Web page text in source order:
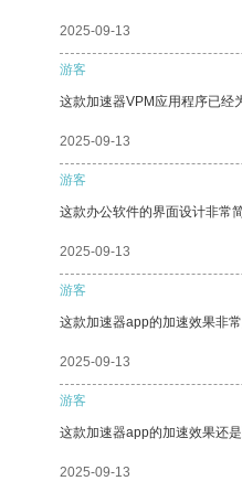
2025-09-13
游客
这款加速器VPM应用程序已经
2025-09-13
游客
这款办公软件的界面设计非常
2025-09-13
游客
这款加速器app的加速效果非
2025-09-13
游客
这款加速器app的加速效果还
2025-09-13